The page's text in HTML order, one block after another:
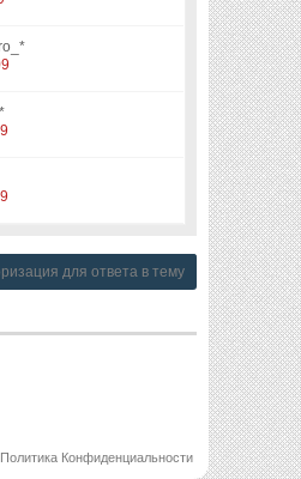
для ответа в тему
Политика Конфиденциальности